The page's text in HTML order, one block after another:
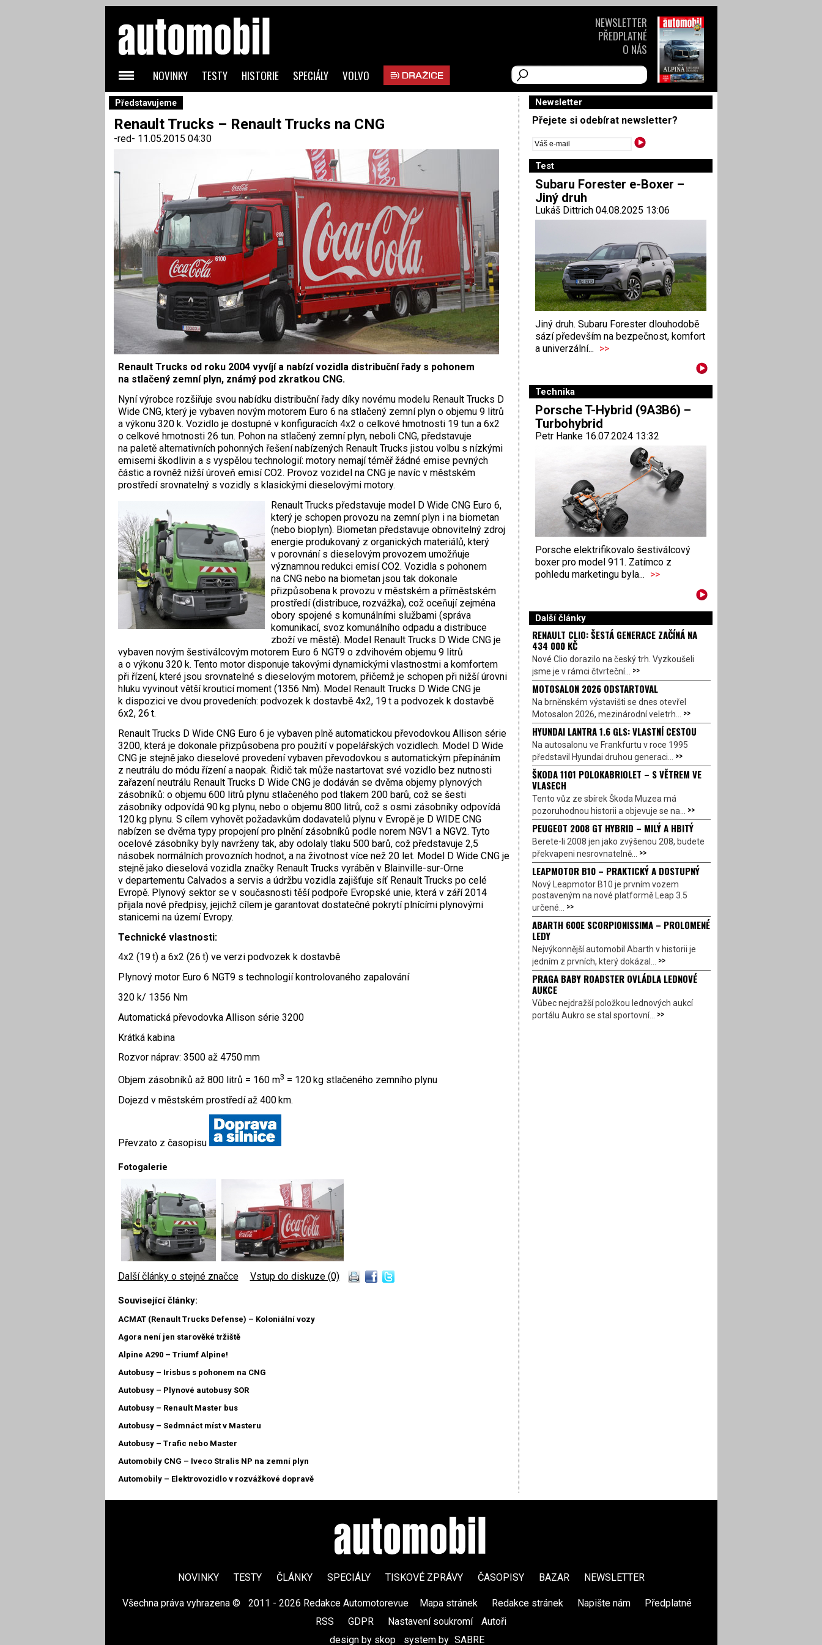
Představujeme
Renault Trucks – Renault Trucks na CNG
-red- 11.05.2015 04:30
Renault Trucks od roku 2004 vyvíjí a nabízí vozidla distribuční řady s pohonem
na stlačený zemní plyn, známý pod zkratkou CNG.
Nyní výrobce rozšiřuje svou nabídku distribuční řady díky novému modelu Renault Trucks D
Wide CNG, který je vybaven novým motorem Euro 6 na stlačený zemní plyn o objemu 9 litrů
a výkonu 320 k. Vozidlo je dostupné v konfiguracích 4x2 o celkové hmotnosti 19 tun a 6x2
o celkové hmotnosti 26 tun. Pohon na stlačený zemní plyn, neboli CNG, představuje
na paletě alternativních pohonných řešení nabízených Renault Trucks jistou volbu s nízkými
emisemi škodlivin a s vyspělou technologií: motory nemají téměř žádné emise pevných
částic a rovněž nižší úroveň emisí CO2. Provoz vozidel na CNG je navíc v městském
prostředí srovnatelný s vozidly s klasickými dieselovými motory.
Renault Trucks představuje model D Wide CNG Euro 6,
který je schopen provozu na zemní plyn i na biometan
(nebo bioplyn). Biometan představuje obnovitelný zdroj
energie produkovaný z organických materiálů, který
v porovnání s dieselovým provozem umožňuje
významnou redukci emisí CO2. Vozidla s pohonem
na CNG nebo na biometan jsou tak dokonale
přizpůsobena k provozu v městském a příměstském
prostředí (distribuce, rozvážka), což oceňují zejména
obory spojené s komunálními službami (správa
komunikací, svoz komunálního odpadu a distribuce
zboží ve městě). Model Renault Trucks D Wide CNG je
vybaven novým šestiválcovým motorem Euro 6 NGT9 o zdvihovém objemu 9 litrů
a o výkonu 320 k. Tento motor disponuje takovými dynamickými vlastnostmi a komfortem
při řízení, které jsou srovnatelné s dieselovým motorem, přičemž je schopen při nižší úrovni
hluku vyvinout větší krouticí moment (1356 Nm). Model Renault Trucks D Wide CNG je
k dispozici ve dvou provedeních: podvozek k dostavbě 4x2, 19 t a podvozek k dostavbě
6x2, 26 t.
Renault Trucks D Wide CNG Euro 6 je vybaven plně automatickou převodovkou Allison série
3200, která je dokonale přizpůsobena pro použití v popelářských vozidlech. Model D Wide
CNG je stejně jako dieselové provedení vybaven převodovkou s automatickým přepínáním
z neutrálu do módu řízení a naopak. Řidič tak může nastartovat své vozidlo bez nutnosti
zařazení neutrálu Renault Trucks D Wide CNG je dodáván se dvěma objemy plynových
zásobníků: o objemu 600 litrů plynu stlačeného pod tlakem 200 barů, což se šesti
zásobníky odpovídá 90 kg plynu, nebo o objemu 800 litrů, což s osmi zásobníky odpovídá
120 kg plynu. S cílem vyhovět požadavkům dodavatelů plynu v Evropě je D WIDE CNG
nabízen se dvěma typy propojení pro plnění zásobníků podle norem NGV1 a NGV2. Tyto
ocelové zásobníky byly navrženy tak, aby odolaly tlaku 500 barů, což představuje 2,5
násobek normálních provozních hodnot, a na životnost více než 20 let. Model D Wide CNG je
stejně jako dieselová vozidla značky Renault Trucks vyráběn v Blainville-sur-Orne
v departementu Calvados a servis a údržbu vozidla zajišťuje síť Renault Trucks po celé
Evropě. Plynový sektor se v současnosti těší podpoře Evropské unie, která v září 2014
přijala nové předpisy, jejichž cílem je garantovat dostatečné pokrytí plnícími plynovými
stanicemi na území Evropy.
Technické vlastnosti:
4x2 (19 t) a 6x2 (26 t) ve verzi podvozek k dostavbě
Plynový motor Euro 6 NGT9 s technologií kontrolovaného zapalování
320 k/ 1356 Nm
Automatická převodovka Allison série 3200
Krátká kabina
Rozvor náprav: 3500 až 4750 mm
Objem zásobníků až 800 litrů = 160 m3 = 120 kg stlačeného zemního plynu
Dojezd v městském prostředí až 400 km.
Převzato z časopisu
Fotogalerie
Další články o stejné značce Vstup do diskuze (0)
Související články:
ACMAT (Renault Trucks Defense) – Koloniální vozy
Agora není jen starověké tržiště
Alpine A290 – Triumf Alpine!
Autobusy – Irisbus s pohonem na CNG
Autobusy – Plynové autobusy SOR
Autobusy – Renault Master bus
Autobusy – Sedmnáct míst v Masteru
Autobusy – Trafic nebo Master
Automobily CNG – Iveco Stralis NP na zemní plyn
Automobily – Elektrovozidlo v rozvážkové dopravě
Newsletter
Přejete si odebírat newsletter?
Test
Subaru Forester e-Boxer –
Jiný druh
Lukáš Dittrich 04.08.2025 13:06
Jiný druh. Subaru Forester dlouhodobě
sází především na bezpečnost, komfort
a univerzální... >>
Technika
Porsche T-Hybrid (9A3B6) –
Turbohybrid
Petr Hanke 16.07.2024 13:32
Porsche elektrifikovalo šestiválcový
boxer pro model 911. Zatímco z
pohledu marketingu byla... >>
Další články
RENAULT CLIO: ŠESTÁ GENERACE ZAČÍNÁ NA
434 000 KČ
Nové Clio dorazilo na český trh. Vyzkoušeli
jsme je v rámci čtvrteční... >>
MOTOSALON 2026 ODSTARTOVAL
Na brněnském výstavišti se dnes otevřel
Motosalon 2026, mezinárodní veletrh... >>
HYUNDAI LANTRA 1.6 GLS: VLASTNÍ CESTOU
Na autosalonu ve Frankfurtu v roce 1995
představil Hyundai druhou generaci... >>
ŠKODA 1101 POLOKABRIOLET – S VĚTREM VE
VLASECH
Tento vůz ze sbírek Škoda Muzea má
pozoruhodnou historii a objevuje se na... >>
PEUGEOT 2008 GT HYBRID – MILÝ A HBITÝ
Berete-li 2008 jen jako zvýšenou 208, budete
překvapeni nesrovnatelně... >>
LEAPMOTOR B10 – PRAKTICKÝ A DOSTUPNÝ
Nový Leapmotor B10 je prvním vozem
postaveným na nové platformě Leap 3.5
určené... >>
ABARTH 600E SCORPIONISSIMA – PROLOMENÉ
LEDY
Nejvýkonnější automobil Abarth v historii je
jedním z prvních, který dokázal... >>
PRAGA BABY ROADSTER OVLÁDLA LEDNOVÉ
AUKCE
Vůbec nejdražší položkou lednových aukcí
portálu Aukro se stal sportovní... >>
NOVINKY TESTY HISTORIE SPECIÁLY VOLVO
NEWSLETTER
PŘEDPLATNÉ
O NÁS
NOVINKY TESTY ČLÁNKY SPECIÁLY TISKOVÉ ZPRÁVY ČASOPISY BAZAR NEWSLETTER
Všechna práva vyhrazena © 2011 - 2026 Redakce Automotorevue Mapa stránek Redakce stránek Napište nám Předplatné
RSS
GDPR Nastavení soukromí
Autoři
design by skop
system by SABRE